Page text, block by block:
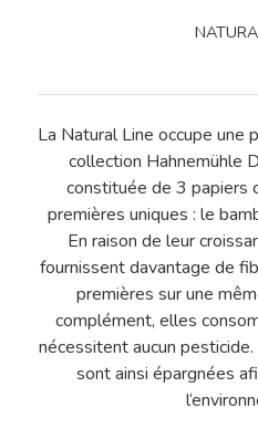
La Natural Line occupe une
collection Hahnemühle
constituée de 3 papiers
premières uniques : le
En raison de leur
fournissent davantage de
premières sur une
complément, elles
nécessitent aucun
sont ainsi épargnées